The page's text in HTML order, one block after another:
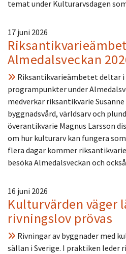
temat under Kulturarvsdagen
17 juni 2026
Almedalsveckan
Riksantikvarieämbetet deltar i
programpunkter under
medverkar riksantikvarie
byggnadsvård, världsarv och
överantikvarie Magnus Larsson
om hur kulturarv kan fungera
flera dagar kommer
besöka Almedalsveckan och
16 juni 2026
Kulturvärden väger
rivningslov prövas
Rivningar av byggnader med
sällan i Sverige. I praktiken leder